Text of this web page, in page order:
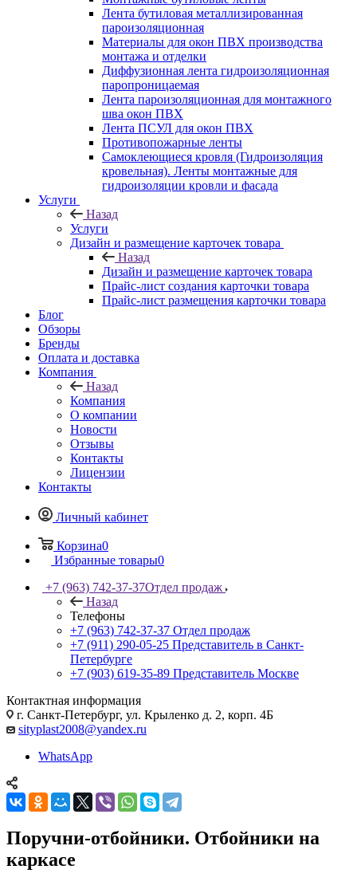
Лента бутиловая металлизированная
пароизоляционная
Материалы для окон ПВХ производства
монтажа и отделки
Диффузионная лента гидроизоляционная
паропроницаемая
Лента пароизоляционная для монтажного
шва окон ПВХ
Лента ПСУЛ для окон ПВХ
Противопожарные ленты
Самоклеющиеся кровля (Гидроизоляция
кровельная). Ленты монтажные для
гидроизоляции кровли и фасада
Услуги
Назад
Услуги
Дизайн и размещение карточек товара
Назад
Дизайн и размещение карточек товара
Прайс-лист создания карточки товара
Прайс-лист размещения карточки товара
Блог
Обзоры
Бренды
Оплата и доставка
Компания
Назад
Компания
О компании
Новости
Отзывы
Контакты
Лицензии
Контакты
Личный кабинет
Корзина0
Избранные товары0
+7 (963) 742-37-37Отдел продаж
Назад
Телефоны
+7 (963) 742-37-37 Отдел продаж
+7 (911) 290-05-25 Представитель в Санкт-
Петербурге
+7 (903) 619-35-89 Представитель Москве
Контактная информация
г. Санкт-Петербург, ул. Крыленко д. 2, корп. 4Б
sityplast2008@yandex.ru
WhatsApp
Поручни-отбойники. Отбойники на
каркасе